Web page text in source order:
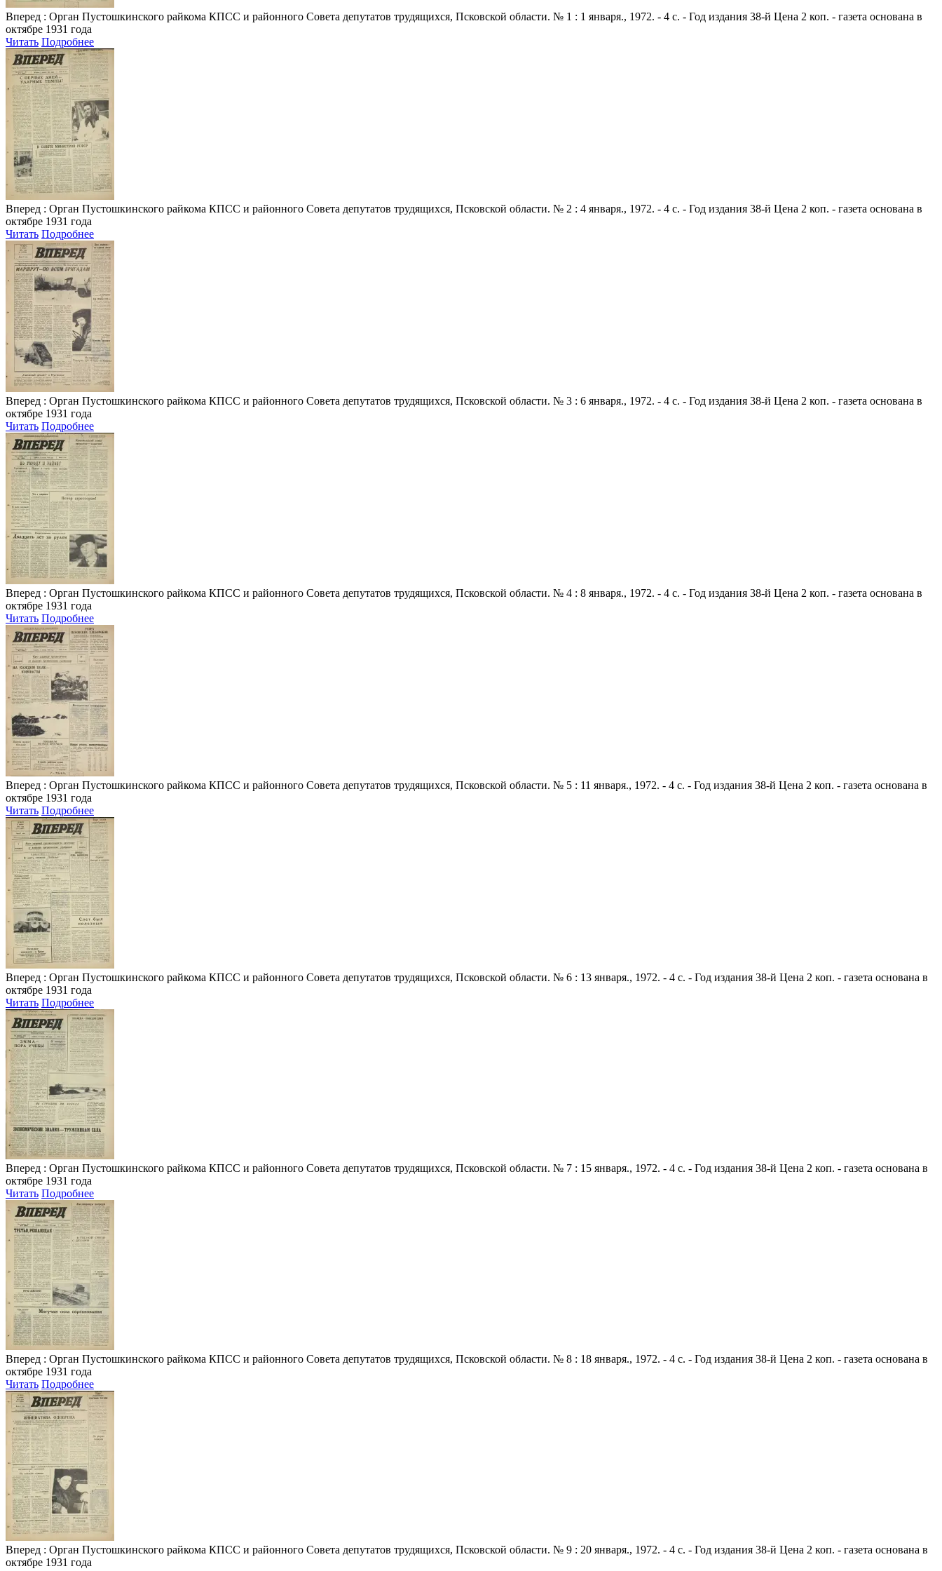
Вперед : Орган Пустошкинского райкома КПСС и районного Совета депутатов трудящихся, Псковской области. № 1 : 1 января., 1972. - 4 с. - Год издания 38-й Цена 2 коп. - газета основана в
октябре 1931 года
Читать Подробнее
Вперед : Орган Пустошкинского райкома КПСС и районного Совета депутатов трудящихся, Псковской области. № 2 : 4 января., 1972. - 4 с. - Год издания 38-й Цена 2 коп. - газета основана в
октябре 1931 года
Читать Подробнее
Вперед : Орган Пустошкинского райкома КПСС и районного Совета депутатов трудящихся, Псковской области. № 3 : 6 января., 1972. - 4 с. - Год издания 38-й Цена 2 коп. - газета основана в
октябре 1931 года
Читать Подробнее
Вперед : Орган Пустошкинского райкома КПСС и районного Совета депутатов трудящихся, Псковской области. № 4 : 8 января., 1972. - 4 с. - Год издания 38-й Цена 2 коп. - газета основана в
октябре 1931 года
Читать Подробнее
Вперед : Орган Пустошкинского райкома КПСС и районного Совета депутатов трудящихся, Псковской области. № 5 : 11 января., 1972. - 4 с. - Год издания 38-й Цена 2 коп. - газета основана в
октябре 1931 года
Читать Подробнее
Вперед : Орган Пустошкинского райкома КПСС и районного Совета депутатов трудящихся, Псковской области. № 6 : 13 января., 1972. - 4 с. - Год издания 38-й Цена 2 коп. - газета основана в
октябре 1931 года
Читать Подробнее
Вперед : Орган Пустошкинского райкома КПСС и районного Совета депутатов трудящихся, Псковской области. № 7 : 15 января., 1972. - 4 с. - Год издания 38-й Цена 2 коп. - газета основана в
октябре 1931 года
Читать Подробнее
Вперед : Орган Пустошкинского райкома КПСС и районного Совета депутатов трудящихся, Псковской области. № 8 : 18 января., 1972. - 4 с. - Год издания 38-й Цена 2 коп. - газета основана в
октябре 1931 года
Читать Подробнее
Вперед : Орган Пустошкинского райкома КПСС и районного Совета депутатов трудящихся, Псковской области. № 9 : 20 января., 1972. - 4 с. - Год издания 38-й Цена 2 коп. - газета основана в
октябре 1931 года